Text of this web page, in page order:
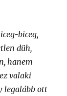
biceg,
düh,
hanem
valaki
legalább ott